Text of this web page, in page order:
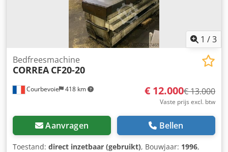
Gereedschaphouder voor voorbewerkkop Handmatige
1 /3
Courbevoie 418 km
Bedfreesmachine
CORREA CF20-20
€ 12.000€ 13.000
Vaste prijs excl. btw
Aanvragen Bellen
Toestand: direct inzetbaar (gebruikt), Bouwjaar: 1996,